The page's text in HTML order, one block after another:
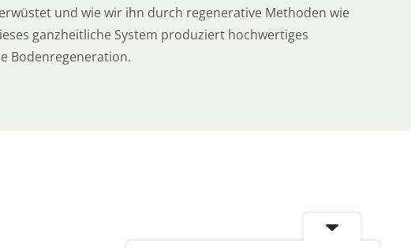
und wie wir ihn durch regenerative Methoden wie
ganzheitliche System produziert hochwertiges
Bodenregeneration.